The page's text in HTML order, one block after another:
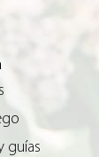
guías